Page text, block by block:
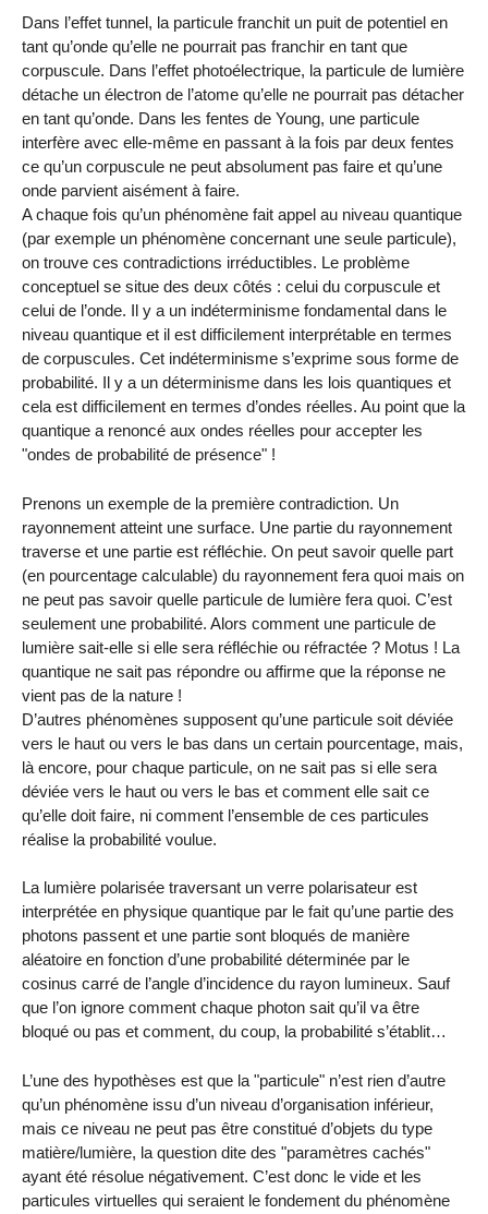
Dans l’effet tunnel, la particule franchit un puit de potentiel en
tant qu’onde qu’elle ne pourrait pas franchir en tant que
corpuscule. Dans l’effet photoélectrique, la particule de lumière
détache un électron de l’atome qu’elle ne pourrait pas détacher
en tant qu’onde. Dans les fentes de Young, une particule
interfère avec elle-même en passant à la fois par deux fentes
ce qu’un corpuscule ne peut absolument pas faire et qu’une
onde parvient aisément à faire.
A chaque fois qu’un phénomène fait appel au niveau quantique
(par exemple un phénomène concernant une seule particule),
on trouve ces contradictions irréductibles. Le problème
conceptuel se situe des deux côtés : celui du corpuscule et
celui de l’onde. Il y a un indéterminisme fondamental dans le
niveau quantique et il est difficilement interprétable en termes
de corpuscules. Cet indéterminisme s’exprime sous forme de
probabilité. Il y a un déterminisme dans les lois quantiques et
cela est difficilement en termes d’ondes réelles. Au point que la
quantique a renoncé aux ondes réelles pour accepter les
"ondes de probabilité de présence" !
Prenons un exemple de la première contradiction. Un
rayonnement atteint une surface. Une partie du rayonnement
traverse et une partie est réfléchie. On peut savoir quelle part
(en pourcentage calculable) du rayonnement fera quoi mais on
ne peut pas savoir quelle particule de lumière fera quoi. C’est
seulement une probabilité. Alors comment une particule de
lumière sait-elle si elle sera réfléchie ou réfractée ? Motus ! La
quantique ne sait pas répondre ou affirme que la réponse ne
vient pas de la nature !
D’autres phénomènes supposent qu’une particule soit déviée
vers le haut ou vers le bas dans un certain pourcentage, mais,
là encore, pour chaque particule, on ne sait pas si elle sera
déviée vers le haut ou vers le bas et comment elle sait ce
qu’elle doit faire, ni comment l’ensemble de ces particules
réalise la probabilité voulue.
La lumière polarisée traversant un verre polarisateur est
interprétée en physique quantique par le fait qu’une partie des
photons passent et une partie sont bloqués de manière
aléatoire en fonction d’une probabilité déterminée par le
cosinus carré de l’angle d’incidence du rayon lumineux. Sauf
que l’on ignore comment chaque photon sait qu’il va être
bloqué ou pas et comment, du coup, la probabilité s’établit…
L’une des hypothèses est que la "particule" n’est rien d’autre
qu’un phénomène issu d’un niveau d’organisation inférieur,
mais ce niveau ne peut pas être constitué d’objets du type
matière/lumière, la question dite des "paramètres cachés"
ayant été résolue négativement. C’est donc le vide et les
particules virtuelles qui seraient le fondement du phénomène